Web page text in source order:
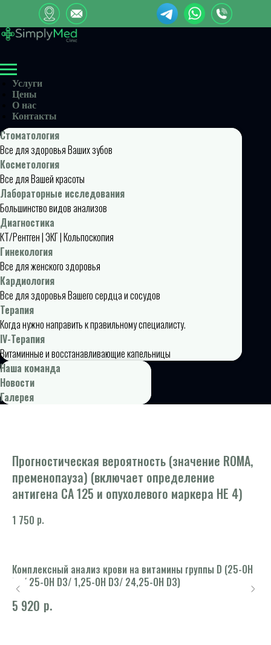
Услуги
Цены
О нас
Контакты
Стоматология
Все для здоровья Ваших зубов
Косметология
Все для Вашей красоты
Лабораторные исследования
Большинство видов анализов
Диагностика
КТ/Рентген | ЭКГ | Кольпоскопия
Гинекология
Все для женского здоровья
Кардиология
Все для здоровья Вашего сердца и сосудов
Терапия
Когда нужно направить к правильному специалисту.
IV-Терапия
Витаминные и восстанавливающие капельницы
Наша команда
Новости
Галерея
Прогностическая вероятность (значение ROMA,
пременопауза) (включает определение
антигена СА 125 и опухолевого маркера HE 4)
1 750 р.
Комплексный анализ крови на витамины группы D (25-ОН
D2/ 25-ОН D3/ 1,25-ОН D3/ 24,25-ОН D3)
5 920 р.